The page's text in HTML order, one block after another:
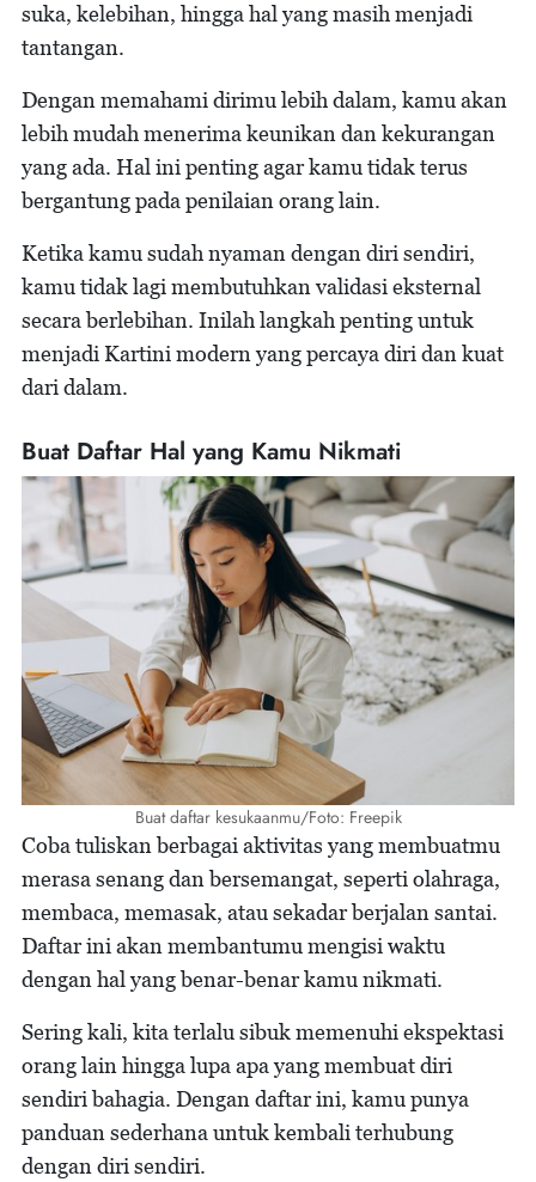
suka, kelebihan, hingga hal yang masih menjadi
tantangan.
Dengan memahami dirimu lebih dalam, kamu akan
lebih mudah menerima keunikan dan kekurangan
yang ada. Hal ini penting agar kamu tidak terus
bergantung pada penilaian orang lain.
Ketika kamu sudah nyaman dengan diri sendiri,
kamu tidak lagi membutuhkan validasi eksternal
secara berlebihan. Inilah langkah penting untuk
menjadi Kartini modern yang percaya diri dan kuat
dari dalam.
Buat Daftar Hal yang Kamu Nikmati
Buat daftar kesukaanmu/Foto: Freepik
Coba tuliskan berbagai aktivitas yang membuatmu
merasa senang dan bersemangat, seperti olahraga,
membaca, memasak, atau sekadar berjalan santai.
Daftar ini akan membantumu mengisi waktu
dengan hal yang benar-benar kamu nikmati.
Sering kali, kita terlalu sibuk memenuhi ekspektasi
orang lain hingga lupa apa yang membuat diri
sendiri bahagia. Dengan daftar ini, kamu punya
panduan sederhana untuk kembali terhubung
dengan diri sendiri.